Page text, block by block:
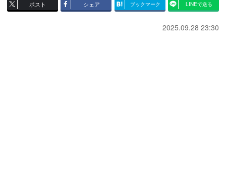
ポスト シェア ブックマーク LINEで送る
2025.09.28 23:30